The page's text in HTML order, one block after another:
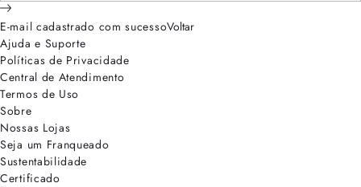
E-mail cadastrado com sucessoVoltar
Ajuda e Suporte
Políticas de Privacidade
Central de Atendimento
Termos de Uso
Sobre
Nossas Lojas
Seja um Franqueado
Sustentabilidade
Certificado